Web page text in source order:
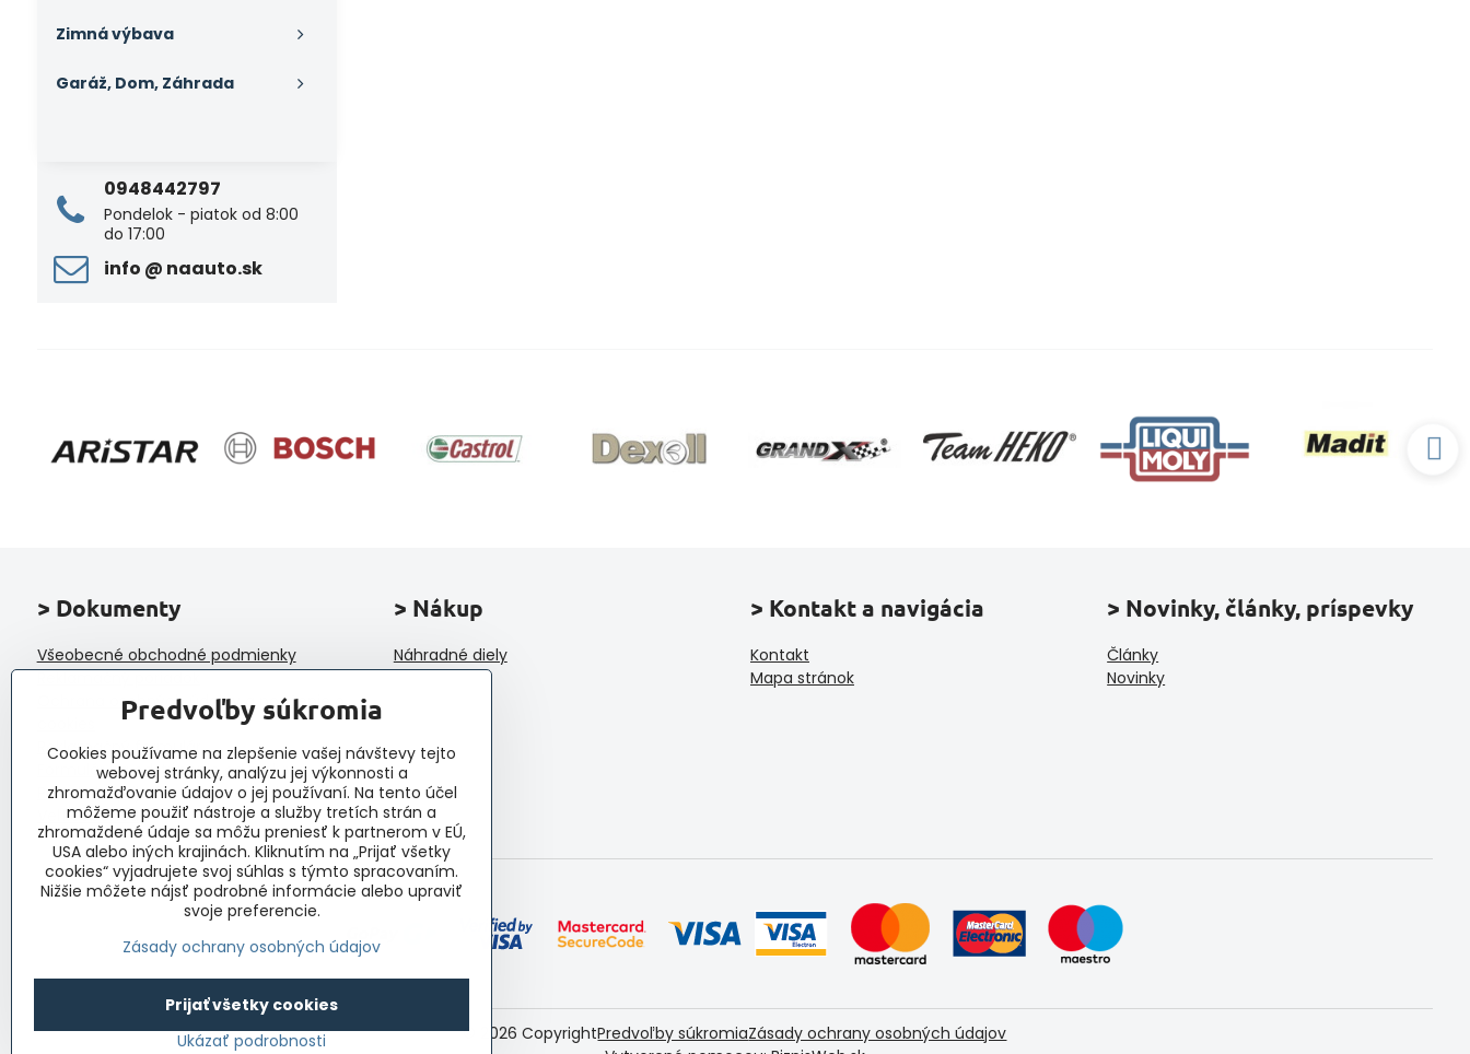
0948442797
Pondelok - piatok od 8:00
do 17:00
info ​@ naauto​.sk
Zimná výbava
Garáž, Dom, Záhrada
> Dokumenty
Všeobecné obchodné podmienky
Ochrana osobných údajov a poučenie o
Reklamačný formulár
Formulár na odstúpenie od zmluvy
Protokol o prijatí a vybavení reklamácie
Veľkoobchod
> Nákup
Náhradné diely
> Kontakt a navigácia
Kontakt
Mapa stránok
> Novinky, články, príspevky
Články
Novinky
© 2026 CopyrightPredvoľby súkromiaZásady ochrany osobných údajov
Predvoľby súkromia
Cookies používame na zlepšenie vašej návštevy tejto
webovej stránky, analýzu jej výkonnosti a
zhromažďovanie údajov o jej používaní. Na tento účel
môžeme použiť nástroje a služby tretích strán a
zhromaždené údaje sa môžu preniesť k partnerom v EÚ,
USA alebo iných krajinách. Kliknutím na „Prijať všetky
cookies“ vyjadrujete svoj súhlas s týmto spracovaním.
Nižšie môžete nájsť podrobné informácie alebo upraviť
svoje preferencie.
Zásady ochrany osobných údajov
Ukázať podrobnosti
Prijať všetky cookies